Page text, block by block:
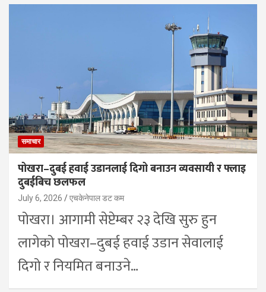
समाचार
पोखरा–दुबई हवाई उडानलाई दिगो बनाउन व्यवसायी र फ्लाइ
दुबईबिच छलफल
July 6, 2026 एचकेनेपाल डट कम
पोखरा। आगामी सेप्टेम्बर २३ देखि सुरु हुन
लागेको पोखरा–दुबई हवाई उडान सेवालाई
दिगो र नियमित बनाउने…